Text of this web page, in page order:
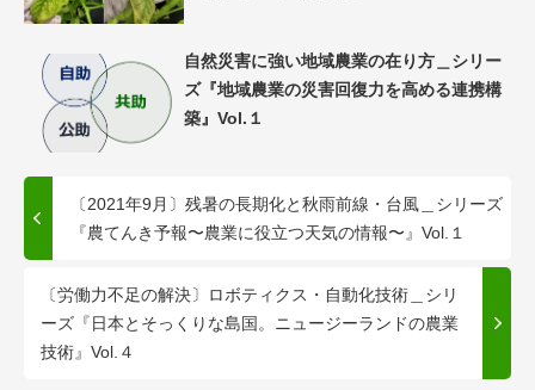
自然災害に強い地域農業の在り方＿シリー
ズ『地域農業の災害回復力を高める連携構
築』Vol.１
〔2021年9月〕残暑の長期化と秋雨前線・台風＿シリーズ
『農てんき予報〜農業に役立つ天気の情報〜』Vol.１
〔労働力不足の解決〕ロボティクス・自動化技術＿シリ
ーズ『日本とそっくりな島国。ニュージーランドの農業
技術』Vol.４